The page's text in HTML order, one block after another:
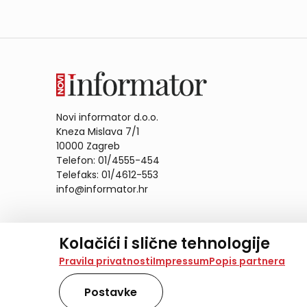
Kolačići i slične tehnologije
Na našoj web stranici koristimo kolačiće i slične
analiziramo promet na stranici te prikazujemo
također koriste ove tehnologije.
Odabirom opcije „Samo nužno“ prihvaćate samo
Pravila privatnostiImpressumPopis partnera
Postavke
Novi informator d.o.o.
Kneza Mislava 7/1
10000 Zagreb
Telefon: 01/4555-454
Telefaks: 01/4612-553
info@informator.hr